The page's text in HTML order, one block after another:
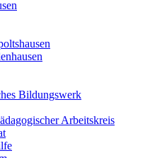
Bildungswerk
Arbeitskreis